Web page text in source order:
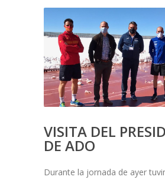
VISITA DEL
DE ADO
Durante la jornada de ayer